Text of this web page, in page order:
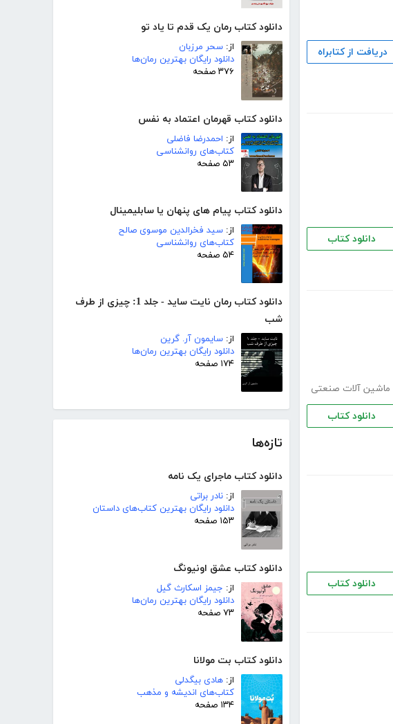
دانلود کتاب رمان یک قدم تا یاد تو
از: سحر مرزبان
دانلود رایگان بهترین رمان‌ها
۳۷۶ صفحه
دانلود کتاب قهرمان اعتماد به نفس
از: احمدرضا فاضلی
کتاب‌های روانشناسی
۵۳ صفحه
دانلود کتاب پیام های پنهان یا سابلیمینال
از: سید فخرالدین موسوی صالح
کتاب‌های روانشناسی
۵۴ صفحه
دانلود کتاب رمان نایت ساید - جلد 1: چیزی از طرف
شب
از: سایمون آر. گرین
دانلود رایگان بهترین رمان‌ها
۱۷۴ صفحه
تازه‌ها
دانلود کتاب ماجرای یک نامه
از: نادر براتی
دانلود رایگان بهترین کتاب‌های داستان
۱۵۳ صفحه
دانلود کتاب عشق اونیونگ
از: جیمز اسکارث گیل
دانلود رایگان بهترین رمان‌ها
۷۳ صفحه
دانلود کتاب بت مولانا
از: هادی بیگدلی
کتاب‌های اندیشه و مذهب
۱۳۴ صفحه
دریافت از کتابراه
دانلود کتاب
ماشین آلات صنعتی
دانلود کتاب
دانلود کتاب